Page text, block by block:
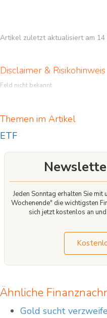
Artikel zuletzt aktualisiert am 14
Disclaimer & Risikohinweis
Feld nicht bekannt
Themen im Artikel
ETF
Jeden Sonntag erhalten Sie
Wochenende" die wichtigsten
sich jetzt kostenlos an
Ähnliche
Gold sucht